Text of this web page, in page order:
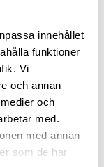
innehållet
funktioner
Vi
och annan
och
med.
med annan
som de har
hela
ett val.